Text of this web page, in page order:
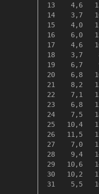
13    4,6
14    3,7
15    4,0
16    6,0
17    4,6
18    3,7
19    6,7
20    6,8
21    8,2
22    7,1
23    6,8
24    7,5
25   10,4
26   11,5
27    7,0
28    9,4
29   10,6
30   10,2
31    5,5